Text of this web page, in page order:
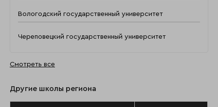
Вологодский государственный университет
Череповецкий государственный университет
Смотреть все
Другие школы региона